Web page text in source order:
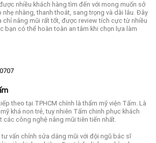
nhiều khách hàng tìm đến với mong muốn sở
nhẹ nhàng, thanh thoát, sang trọng và dài lâu. Đây
chỉ nâng mũi rất tốt, được review tích cực từ nhiều
bạn có thể hoàn toàn an tâm khi chọn lựa làm
theo tại TPHCM chính là thẩm mỹ viện Tấm. Là
khá non trẻ, tuy nhiên Tấm chinh phục khách
các công nghệ nâng mũi tiên tiến nhất.
vấn chỉnh sửa dáng mũi với đội ngũ bác sĩ